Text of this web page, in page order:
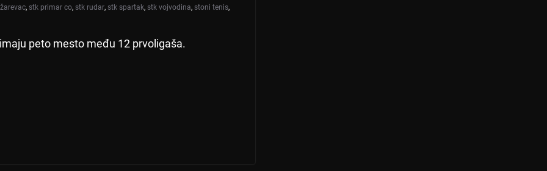
, stk primar co, stk rudar, stk spartak, stk vojvodina, stoni tenis,
peto mesto među 12 prvoligaša.